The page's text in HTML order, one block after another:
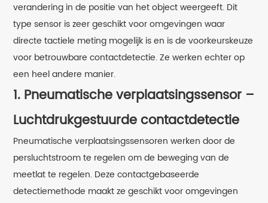
verandering in de positie van het object weergeeft. Dit
type sensor is zeer geschikt voor omgevingen waar
directe tactiele meting mogelijk is en is de voorkeurskeuze
voor betrouwbare contactdetectie. Ze werken echter op
een heel andere manier.
1. Pneumatische verplaatsingssensor –
Luchtdrukgestuurde contactdetectie
Pneumatische verplaatsingssensoren werken door de
persluchtstroom te regelen om de beweging van de
meetlat te regelen. Deze contactgebaseerde
detectiemethode maakt ze geschikt voor omgevingen